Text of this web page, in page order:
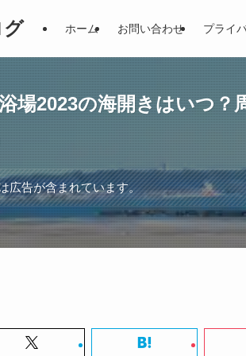
グ ホーム お問い合わせ プライ
場2023の海開きはいつ
広告が含まれています。